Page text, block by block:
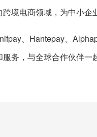
境电商领域，为中小
、Hantepay、
务，与全球合作伙伴一